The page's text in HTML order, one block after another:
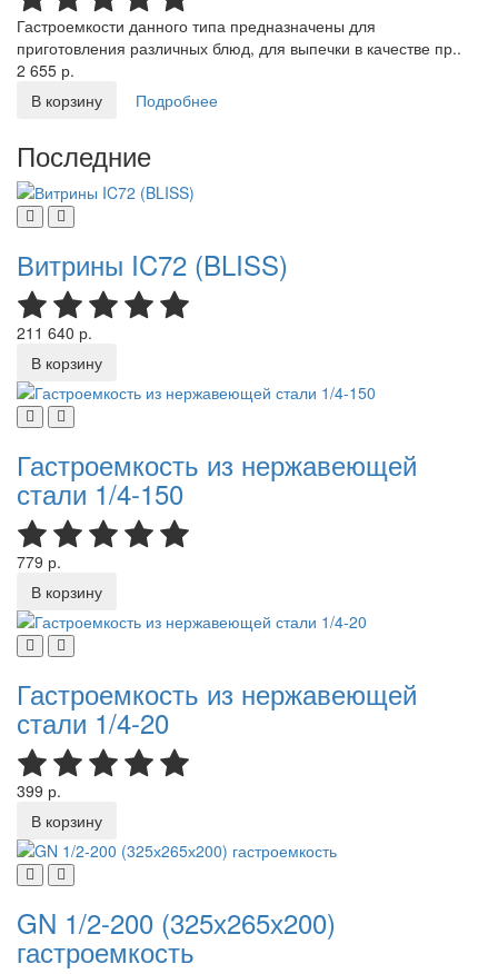
Гастроемкости данного типа предназначены для
приготовления различных блюд, для выпечки в качестве пр..
2 655 р.
В корзину
Подробнее
Последние
Витрины IC72 (BLISS)
211 640 р.
В корзину
Гастроемкость из нержавеющей
стали 1/4-150
779 р.
В корзину
Гастроемкость из нержавеющей
стали 1/4-20
399 р.
В корзину
GN 1/2-200 (325х265х200)
гастроемкость